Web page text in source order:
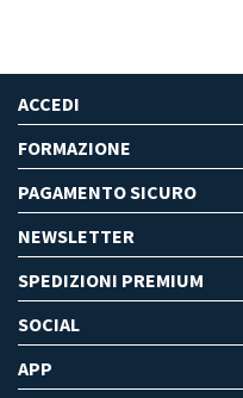
ACCEDI
FORMAZIONE
PAGAMENTO SICURO
NEWSLETTER
SPEDIZIONI PREMIUM
SOCIAL
APP